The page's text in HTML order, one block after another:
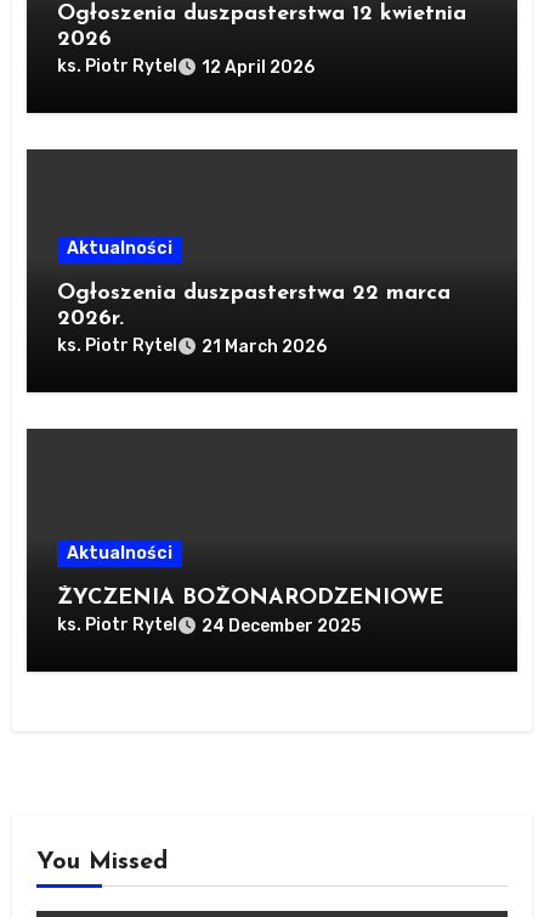
Ogłoszenia duszpasterstwa 12 kwietnia
2026
ks. Piotr Rytel 12 April 2026
Aktualności
Ogłoszenia duszpasterstwa 22 marca
2026r.
ks. Piotr Rytel 21 March 2026
Aktualności
ŻYCZENIA BOŻONARODZENIOWE
ks. Piotr Rytel 24 December 2025
You Missed